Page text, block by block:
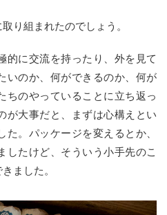
り組まれたのでしょう。
的に交流を持ったり、外を見て
いのか、何ができるのか、何が
ちのやっていることに立ち返っ
が大事だと、まずは心構えとい
。パッケージを変えるとか、
したけど、そういう小手先のこ
ました。